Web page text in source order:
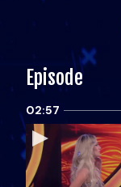
Episode
02:57